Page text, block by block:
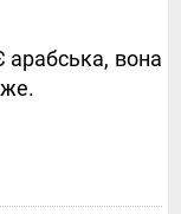
арабська, вона